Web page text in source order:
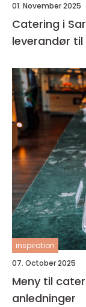
01. November 2025
Catering i
leverandør
inspiration
07. October 2025
Meny til
anledninger